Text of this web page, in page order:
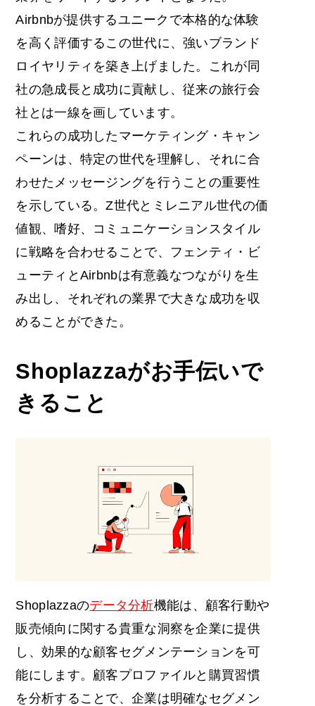
Airbnbが提供するユニークで本格的な体験
を高く評価するこの世代に、強いブランド
ロイヤリティを築き上げました。これが同
社の急成長と成功に貢献し、従来の旅行会
社とは一線を画しています。
これらの成功したマーケティング・キャン
ペーンは、特定の世代を理解し、それに合
わせたメッセージングを行うことの重要性
を示している。Z世代とミレニアル世代の価
値観、嗜好、コミュニケーションスタイル
に戦略を合わせることで、フェンティ・ビ
ューティとAirbnbは有意義なつながりを生
み出し、それぞれの業界で大きな成功を収
めることができた。
Shoplazzaがお手伝いで
きること
Shoplazzaのデータ分析機能は、顧客行動や
販売傾向に関する貴重な洞察を企業に提供
し、効果的な顧客セグメンテーションを可
能にします。顧客プロファイルと購買習慣
を分析することで、企業は明確なセグメン